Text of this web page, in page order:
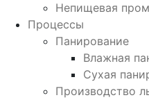
Непищевая
Процессы
Панирование
Влажная
Сухая
Производство